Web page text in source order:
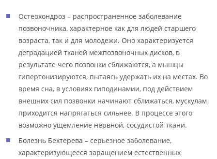
Остеохондроз – распространенное заболевание
позвоночника, характерное как для людей старшего
возраста, так и для молодежи. Оно характеризуется
деградацией тканей межпозвоночных дисков, в
результате чего позвонки сближаются, а мышцы
гипертонизируются, пытаясь удержать их на местах. Во
время сна, в условиях гиподинамии, под действием
внешних сил позвонки начинают сближаться, мускулам
приходится напрягаться сильнее. В процессе этого
возможно ущемление нервной, сосудистой ткани.
Болезнь Бехтерева – серьезное заболевание,
характеризующееся заращением естественных